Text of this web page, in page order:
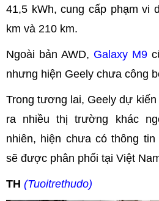
41,5 kWh, cung cấp phạm vi
km và 210 km.
Ngoài bản AWD, Galaxy M9
nhưng hiện Geely chưa công
Trong tương lai, Geely dự
ra nhiều thị trường khác
nhiên, hiện chưa có thông
sẽ được phân phối tại Việt
TH (Tuoitrethudo)